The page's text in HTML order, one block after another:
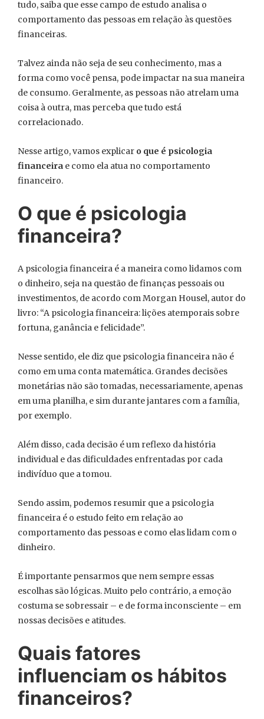
tudo, saiba que esse campo de estudo analisa o
comportamento das pessoas em relação às questões
financeiras.
Talvez ainda não seja de seu conhecimento, mas a
forma como você pensa, pode impactar na sua maneira
de consumo. Geralmente, as pessoas não atrelam uma
coisa à outra, mas perceba que tudo está
correlacionado.
Nesse artigo, vamos explicar o que é psicologia
financeira e como ela atua no comportamento
financeiro.
O que é psicologia
financeira?
A psicologia financeira é a maneira como lidamos com
o dinheiro, seja na questão de finanças pessoais ou
investimentos, de acordo com Morgan Housel, autor do
livro: “A psicologia financeira: lições atemporais sobre
fortuna, ganância e felicidade”.
Nesse sentido, ele diz que psicologia financeira não é
como em uma conta matemática. Grandes decisões
monetárias não são tomadas, necessariamente, apenas
em uma planilha, e sim durante jantares com a família,
por exemplo.
Além disso, cada decisão é um reflexo da história
individual e das dificuldades enfrentadas por cada
indivíduo que a tomou.
Sendo assim, podemos resumir que a psicologia
financeira é o estudo feito em relação ao
comportamento das pessoas e como elas lidam com o
dinheiro.
É importante pensarmos que nem sempre essas
escolhas são lógicas. Muito pelo contrário, a emoção
costuma se sobressair – e de forma inconsciente – em
nossas decisões e atitudes.
Quais fatores
influenciam os hábitos
financeiros?